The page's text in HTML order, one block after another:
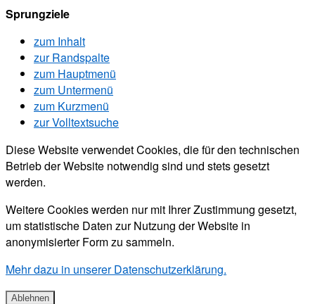
Sprungziele
zum Inhalt
zur Randspalte
zum Hauptmenü
zum Untermenü
zum Kurzmenü
zur Volltextsuche
Diese Website verwendet Cookies, die für den technischen
Betrieb der Website notwendig sind und stets gesetzt
werden.
Weitere Cookies werden nur mit Ihrer Zustimmung gesetzt,
um statistische Daten zur Nutzung der Website in
anonymisierter Form zu sammeln.
Mehr dazu in unserer Datenschutzerklärung.
Ablehnen